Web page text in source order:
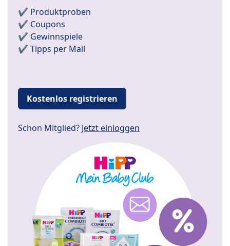
✔️ Produktproben
✔️ Coupons
✔️ Gewinnspiele
✔️ Tipps per Mail
Kostenlos registrieren
Schon Mitglied? Jetzt einloggen